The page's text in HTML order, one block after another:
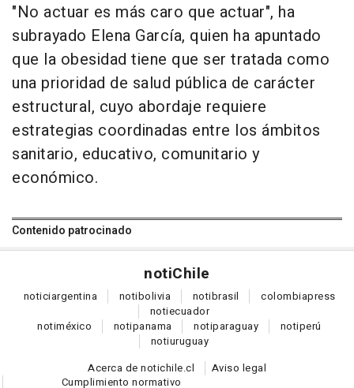
"No actuar es más caro que actuar", ha
subrayado Elena García, quien ha apuntado
que la obesidad tiene que ser tratada como
una prioridad de salud pública de carácter
estructural, cuyo abordaje requiere
estrategias coordinadas entre los ámbitos
sanitario, educativo, comunitario y
económico.
Contenido patrocinado
notiChile
noticiargentina notibolivia notibrasil colombiapress
notiecuador
notiméxico notipanama notiparaguay notiperú
notiuruguay
Acerca de notichile.cl
Aviso legal
Cumplimiento normativo